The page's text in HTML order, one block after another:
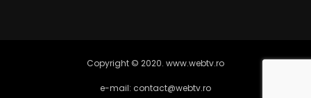
Copyright © 2020. www.webtv.ro
e-mail: contact@webtv.ro